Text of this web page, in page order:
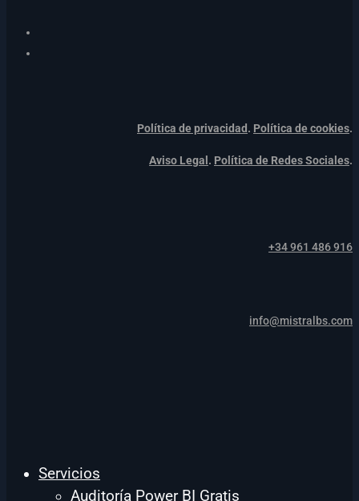
Política de privacidad . Política de cookies.
Aviso Legal . Política de Redes Sociales.
+34 961 486 916
info@mistralbs.com
Servicios
Auditoría Power BI Gratis